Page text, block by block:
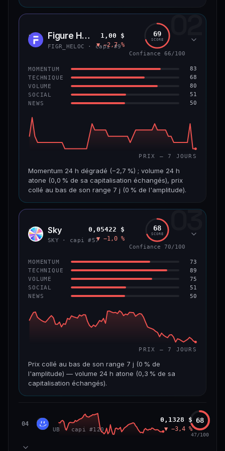
CAP. MARCHÉ VOLUME 24 H
VAR. 7 J VAR. 30 J
+2,0 %
VS ATH
−8,5 %
CONFIANCE 69/100
02
FIGR Figure Heloc
FIGR_HELOC · capi #9
1,00 $
▼ −2,7 %
69
SCORE
Confiance 66/100
MOMENTUM 83
TECHNIQUE 68
VOLUME 80
SOCIAL 51
NEWS 50
PRIX — 7 JOURS
Momentum 24 h dégradé (−2,7 %) ; volume 24 h
atone (0,0 % de sa capitalisation échangés), prix
collé au bas de son range 7 j (0 % de l'amplitude).
CAP. MARCHÉ VOLUME 24 H
VAR. 7 J VAR. 30 J
−3,2 %
VS ATH
−5,6 %
RANG CAPI.
#9
CONFIANCE 66/100
03
SKY Sky
SKY · capi #57
0,05422 $
▼ −1,0 %
68
SCORE
Confiance 70/100
MOMENTUM 73
TECHNIQUE 89
VOLUME 75
SOCIAL 51
NEWS 50
PRIX — 7 JOURS
Prix collé au bas de son range 7 j (0 % de
l'amplitude) — volume 24 h atone (0,3 % de sa
capitalisation échangés).
VAR. 7 J VAR. 30 J
04 UB Unibase
UB · capi #120
0,1328 $
▼ −3,4 %
68
47/100